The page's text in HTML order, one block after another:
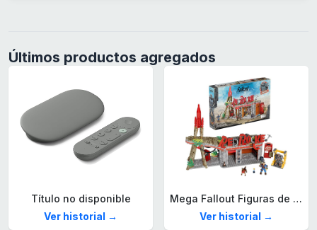
Últimos productos agregados
Título no disponible
Ver historial →
Mega Fallout Figuras de acción y Juguetes de construcción, Parada de Camiones Red Rocket con 824 Piezas, 2 Personajes articulados y Accesorios, para coleccionistas, HXT00
Ver historial →